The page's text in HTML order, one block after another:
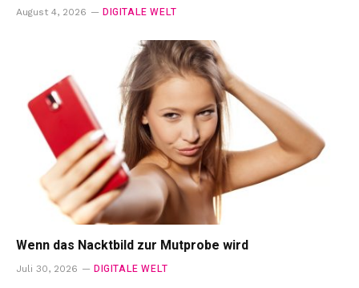
August 4, 2026 DIGITALE WELT
Wenn das Nacktbild zur Mutprobe wird
Juli 30, 2026 DIGITALE WELT